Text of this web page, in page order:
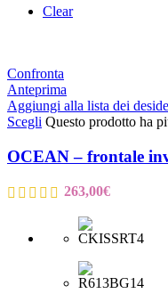
Clear
Confronta
Anteprima
Aggiungi alla lista dei
Scegli Questo prodotto ha
OCEAN – frontale
263,00€